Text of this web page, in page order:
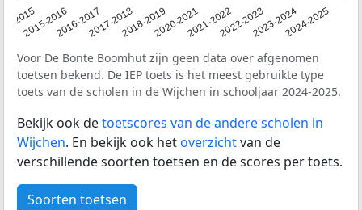
2015
2015-20162016-20172017-20182018-20192020-20212021-20222022-20232023-20242024-2025
Voor De Bonte Boomhut zijn geen data over afgenomen
toetsen bekend. De IEP toets is het meest gebruikte type
toets van de scholen in de Wijchen in schooljaar 2024-2025.
Bekijk ook detoetscores van de andere scholen in
Wijchen. En bekijk ook hetoverzichtvan de
verschillende soorten toetsen en de scores per toets.
Soorten toetsen